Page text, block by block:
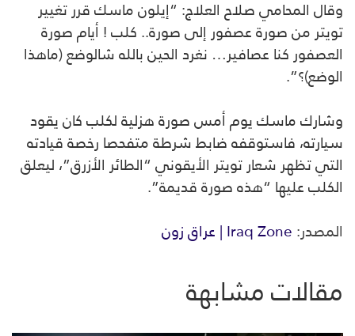
وقال المحامي صلاح العلاج: “إيلون ماسك قرر تغيير
تويتر من صورة عصفور إلى صورة.. كلب ! أيام صورة
العصفور كنا عصافير… نغرد الحين بالله شالوضع (ماهذا
الوضع)؟”.
وشارك ماسك يوم أمس صورة هزلية لكلب كان يقود
سيارته، فاستوقفه ضابط شرطة متفحصا رخصة قيادته
التي تظهر شعار تويتر الأيقوني “الطائر الأزرق”، ليعلق
الكلب عليها “هذه صورة قديمة”.
المصدر:Iraq Zone | عراق زون
مقالات مشابهة